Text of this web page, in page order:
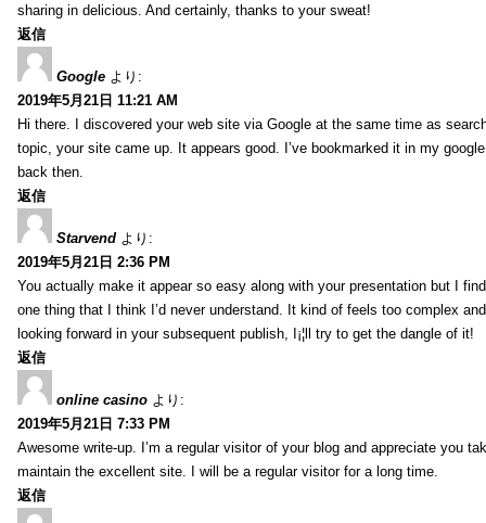
sharing in delicious. And certainly, thanks to your sweat!
返信
Google より:
2019年5月21日 11:21 AM
Hi there. I discovered your web site via Google at the same time as
topic, your site came up. It appears good. I’ve bookmarked it in my
back then.
返信
Starvend より:
2019年5月21日 2:36 PM
You actually make it appear so easy along with your presentation but I
one thing that I think I’d never understand. It kind of feels too complex
looking forward in your subsequent publish, I¡¦ll try to get the dangle of it!
返信
online casino より:
2019年5月21日 7:33 PM
Awesome write-up. I’m a regular visitor of your blog and appreciate you
maintain the excellent site. I will be a regular visitor for a long time.
返信